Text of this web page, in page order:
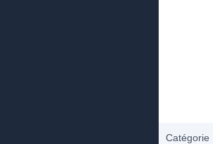
Catégorie